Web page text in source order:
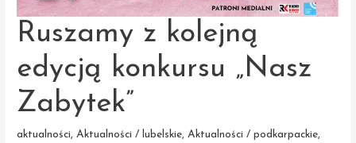
Ruszamy z kolejną
edycją konkursu „Nasz
Zabytek”
aktualności,Aktualności / lubelskie,Aktualności / podkarpackie,